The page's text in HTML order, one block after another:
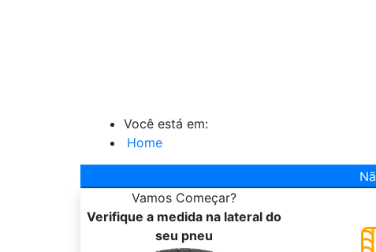
Você está em:
Home
Vamos Começar?
Verifique a medida na lateral do
seu pneu